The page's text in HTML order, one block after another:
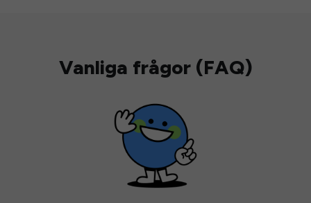
Vanliga frågor (FAQ)